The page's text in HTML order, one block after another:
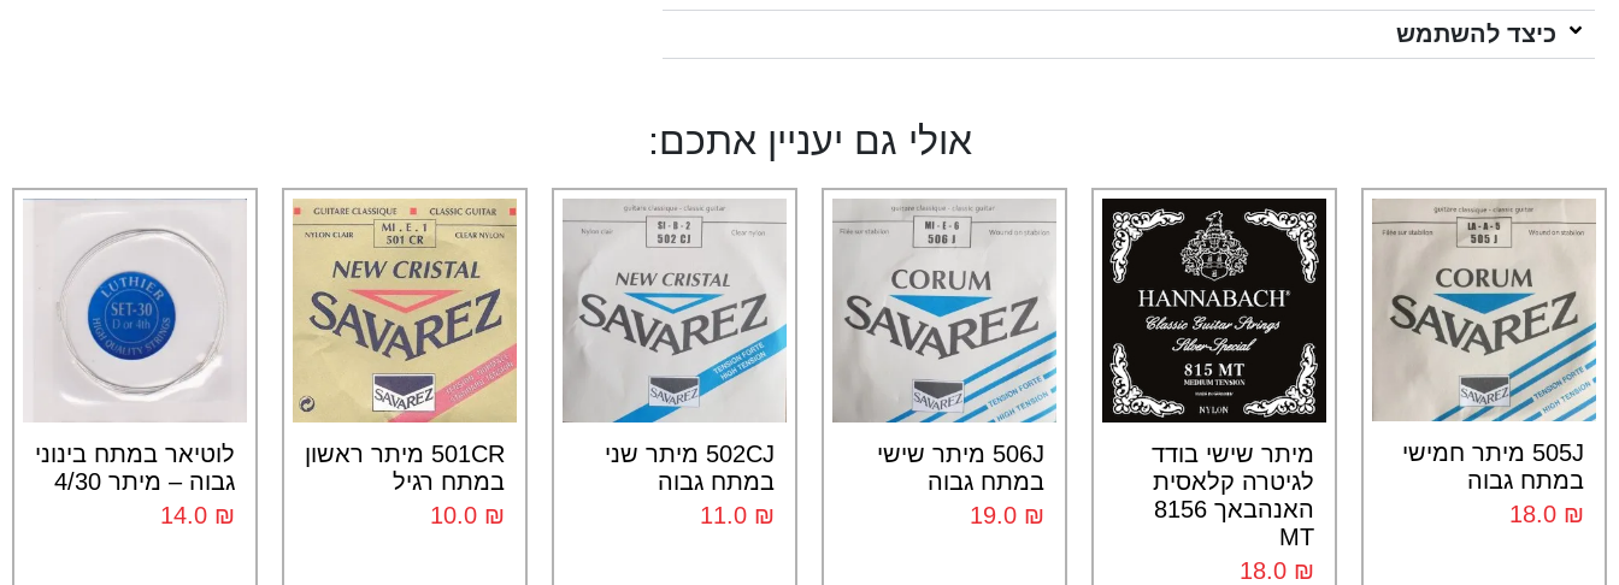
כיצד להשתמש
אולי גם יעניין אתכם:
505J מיתר חמישי
במתח גבוה
₪
מיתר שישי בודד
לגיטרה קלאסית
האנהבאך 8156
MT
₪
506J מיתר שישי
במתח גבוה
₪
502CJ מיתר שני
במתח גבוה
₪
501CR מיתר ראשון
במתח רגיל
₪
לוטיאר במתח בינוני
גבוה – מיתר 4/30
₪